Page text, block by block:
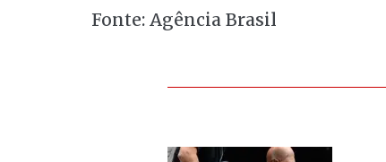
Fonte: Agência Brasil